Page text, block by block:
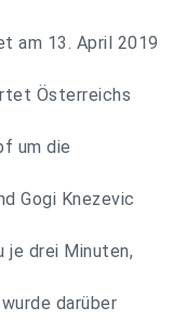
am 13. April 2019
Österreichs
um die
Gogi Knezevic
je drei Minuten,
darüber